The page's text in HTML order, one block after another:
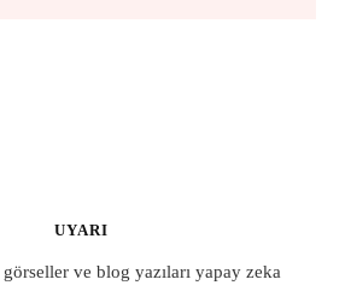
UYARI
ve blog yazıları yapay zeka